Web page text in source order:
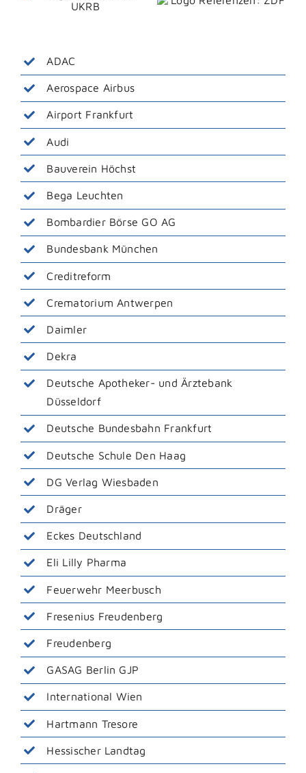
ADAC
Aerospace Airbus
Airport Frankfurt
Audi
Bauverein Höchst
Bega Leuchten
Bombardier Börse GO AG
Bundesbank München
Creditreform
Crematorium Antwerpen
Daimler
Dekra
Deutsche Apotheker- und Ärztebank
Düsseldorf
Deutsche Bundesbahn Frankfurt
Deutsche Schule Den Haag
DG Verlag Wiesbaden
Dräger
Eckes Deutschland
Eli Lilly Pharma
Feuerwehr Meerbusch
Fresenius Freudenberg
Freudenberg
GASAG Berlin GJP
International Wien
Hartmann Tresore
Hessischer Landtag